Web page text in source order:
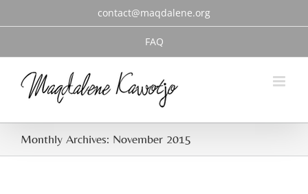
contact@maqdalene.org
FAQ
Monthly Archives: November 2015